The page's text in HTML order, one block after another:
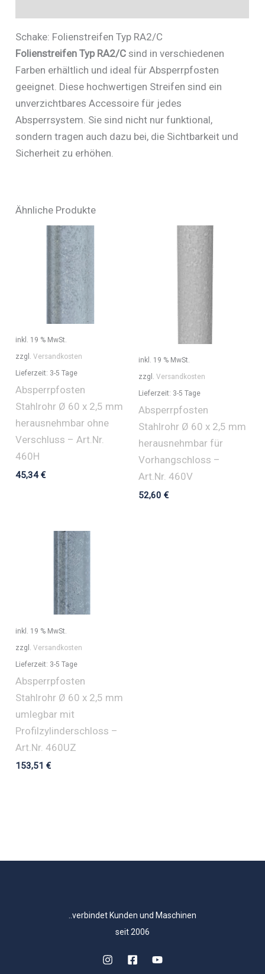
Schake: Folienstreifen Typ RA2/C
Folienstreifen Typ RA2/C sind in verschiedenen
Farben erhältlich und ideal für Absperrpfosten
geeignet. Diese hochwertigen Streifen sind ein
unverzichtbares Accessoire für jedes
Absperrsystem. Sie sind nicht nur funktional,
sondern tragen auch dazu bei, die Sichtbarkeit und
Sicherheit zu erhöhen.
Ähnliche Produkte
inkl. 19 % MwSt.
zzgl.Versandkosten
Lieferzeit: 3-5 Tage
Absperrpfosten
Stahlrohr Ø 60 x 2,5 mm
herausnehmbar ohne
Verschluss – Art.Nr.
460H
45,34€
inkl. 19 % MwSt.
zzgl. Versandkosten
Lieferzeit: 3-5 Tage
Absperrpfosten
Stahlrohr Ø 60 x 2,5 mm
herausnehmbar für
Vorhangschloss –
Art.Nr. 460V
52,60 €
inkl. 19 % MwSt.
zzgl.Versandkosten
Lieferzeit: 3-5 Tage
Absperrpfosten
Stahlrohr Ø 60 x 2,5 mm
umlegbar mit
Profilzylinderschloss –
Art.Nr. 460UZ
153,51€
..verbindet Kunden und Maschinen
seit 2006